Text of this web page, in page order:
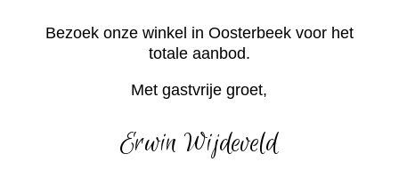
Bezoek onze winkel in Oosterbeek voor het
totale aanbod.
Met gastvrije groet,
Erwin Wijdeveld